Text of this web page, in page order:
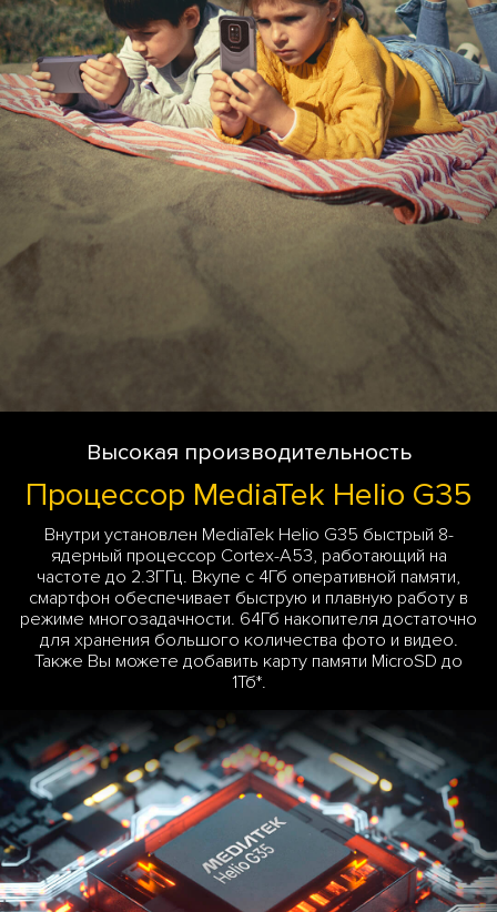
Высокая производительность
Процессор MediaTek Helio G35
Внутри установлен MediaTek Helio G35 быстрый 8-
ядерный процессор Cortex-A53, работающий на
частоте до 2.3ГГц. Вкупе с 4Гб оперативной памяти,
смартфон обеспечивает быструю и плавную работу в
режиме многозадачности. 64Гб накопителя достаточно
для хранения большого количества фото и видео.
Также Вы можете добавить карту памяти MicroSD до
1Тб*.